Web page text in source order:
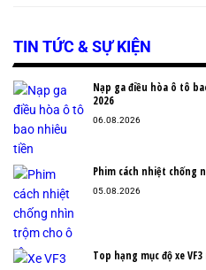
TIN TỨC & SỰ KIỆN
Nạp ga điều hòa ô tô
2026
06.08.2026
Phim cách nhiệt chống
05.08.2026
Top hạng mục độ xe